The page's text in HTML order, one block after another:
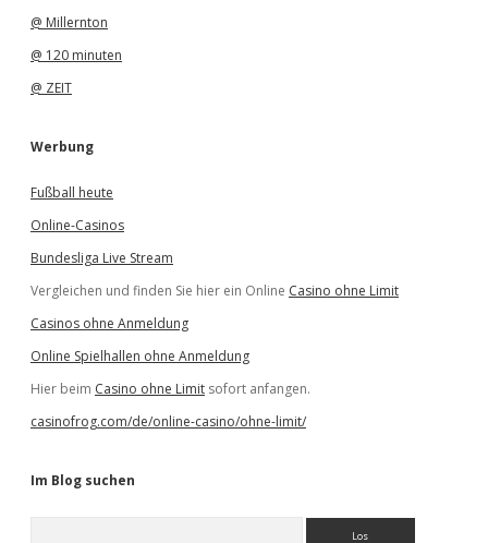
@ Millernton
@ 120 minuten
@ ZEIT
Werbung
Fußball heute
Online-Casinos
Bundesliga Live Stream
Vergleichen und finden Sie hier ein Online Casino ohne Limit
Casinos ohne Anmeldung
Online Spielhallen ohne Anmeldung
Hier beim Casino ohne Limit sofort anfangen.
casinofrog.com/de/online-casino/ohne-limit/
Im Blog suchen